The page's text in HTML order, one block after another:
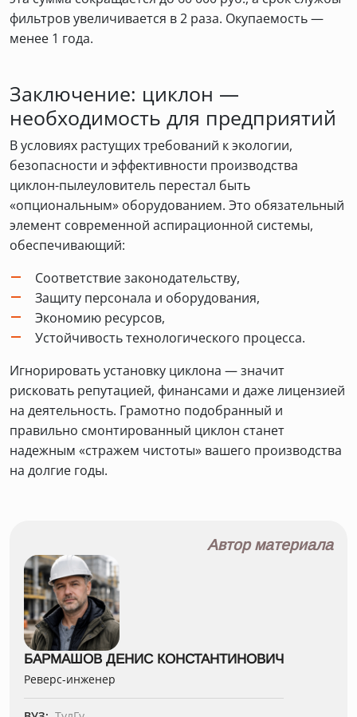
фильтров увеличивается в 2 раза. Окупаемость —
менее 1 года.
Заключение: циклон —
необходимость для предприятий
В условиях растущих требований к экологии,
безопасности и эффективности производства
циклон-пылеуловитель перестал быть
«опциональным» оборудованием. Это обязательный
элемент современной аспирационной системы,
обеспечивающий:
Соответствие законодательству,
Защиту персонала и оборудования,
Экономию ресурсов,
Устойчивость технологического процесса.
Игнорировать установку циклона — значит
рисковать репутацией, финансами и даже лицензией
на деятельность. Грамотно подобранный и
правильно смонтированный циклон станет
надежным «стражем чистоты» вашего производства
на долгие годы.
Автор материала
БАРМАШОВ ДЕНИС КОНСТАНТИНОВИЧ
Реверс-инженер